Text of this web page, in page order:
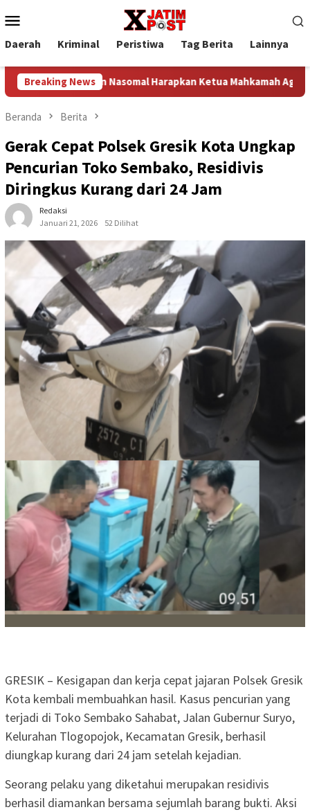
ke
kontenMobile
Daerah Kriminal Peristiwa Tag Berita Lainnya
Breaking News
Dr. Sutan Nasomal Harapkan Ketua Mahkamah Agung Perkuat
Beranda Berita
Gerak Cepat Polsek Gresik Kota Ungkap
Pencurian Toko Sembako, Residivis
Diringkus Kurang dari 24 Jam
Redaksi
Januari 21, 2026
52 Dilihat
GRESIK – Kesigapan dan kerja cepat jajaran Polsek Gresik
Kota kembali membuahkan hasil. Kasus pencurian yang
terjadi di Toko Sembako Sahabat, Jalan Gubernur Suryo,
Kelurahan Tlogopojok, Kecamatan Gresik, berhasil
diungkap kurang dari 24 jam setelah kejadian.
Seorang pelaku yang diketahui merupakan residivis
berhasil diamankan bersama sejumlah barang bukti. Aksi